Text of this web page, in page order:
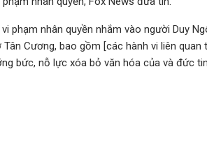
phạm nhân quyền nhắm vào người Duy
Cương, bao gồm [các hành vi liên quan
bức, nỗ lực xóa bỏ văn hóa của và đức